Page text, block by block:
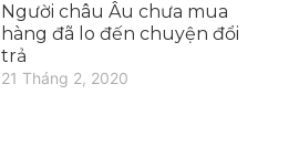
Người châu Âu chưa mua
hàng đã lo đến chuyện đổi
trả
21 Tháng 2, 2020